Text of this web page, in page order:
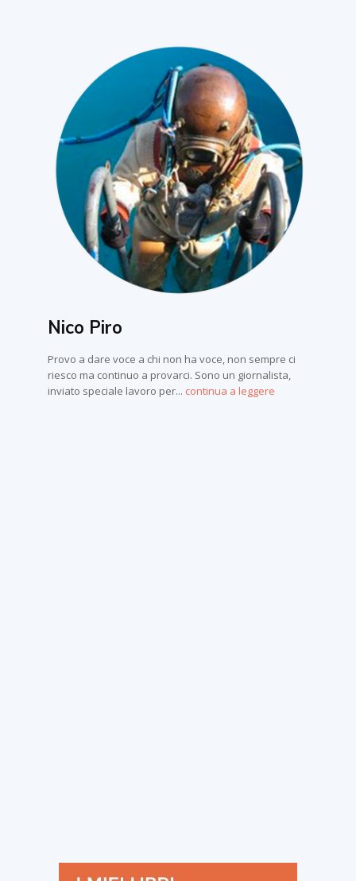
Nico Piro
Provo a dare voce a chi non ha voce, non sempre ci
riesco ma continuo a provarci. Sono un giornalista,
inviato speciale lavoro per... continua a leggere